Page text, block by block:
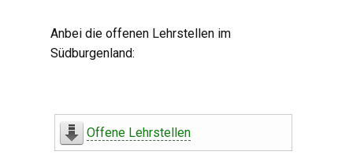
Anbei die offenen Lehrstellen im
Südburgenland:
Offene Lehrstellen